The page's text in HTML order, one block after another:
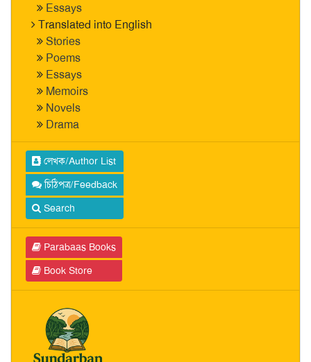
Essays
Translated into English
Stories
Poems
Essays
Memoirs
Novels
Drama
লেখক/Author List
চিঠিপত্র/Feedback
Search
Parabaas Books
Book Store